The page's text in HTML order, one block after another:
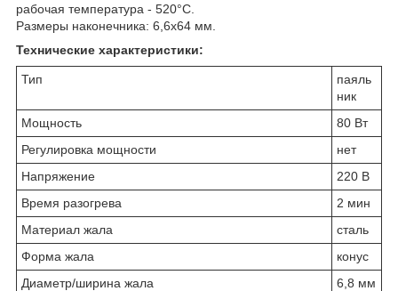
рабочая температура - 520°С.
Размеры наконечника: 6,6х64 мм.
Технические характеристики:
Тип
паяль
ник
Мощность
80 Вт
Регулировка мощности
нет
Напряжение
220 В
Время разогрева
2 мин
Материал жала
сталь
Форма жала
конус
Диаметр/ширина жала
6,8 мм